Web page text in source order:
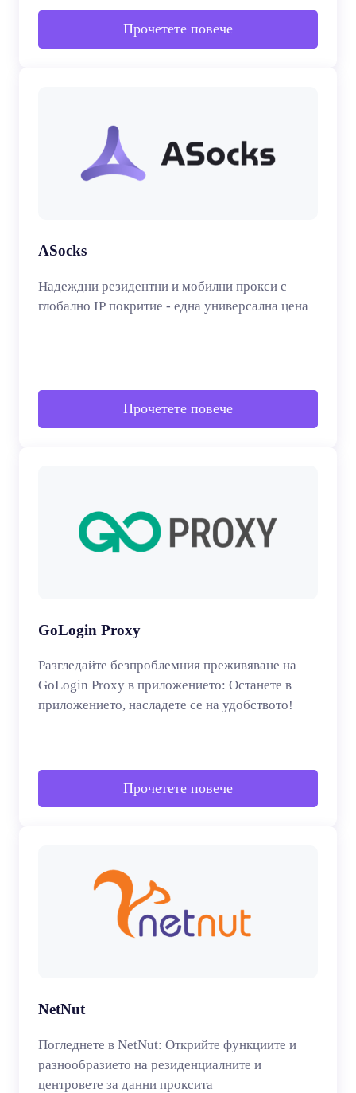
Прочетете повече
ASocks
Надеждни резидентни и мобилни прокси с
глобално IP покритие - една универсална цена
Прочетете повече
GoLogin Proxy
Разгледайте безпроблемния преживяване на
GoLogin Proxy в приложението: Останете в
приложението, насладете се на удобството!
Прочетете повече
NetNut
Погледнете в NetNut: Открийте функциите и
разнообразието на резиденциалните и
центровете за данни проксита